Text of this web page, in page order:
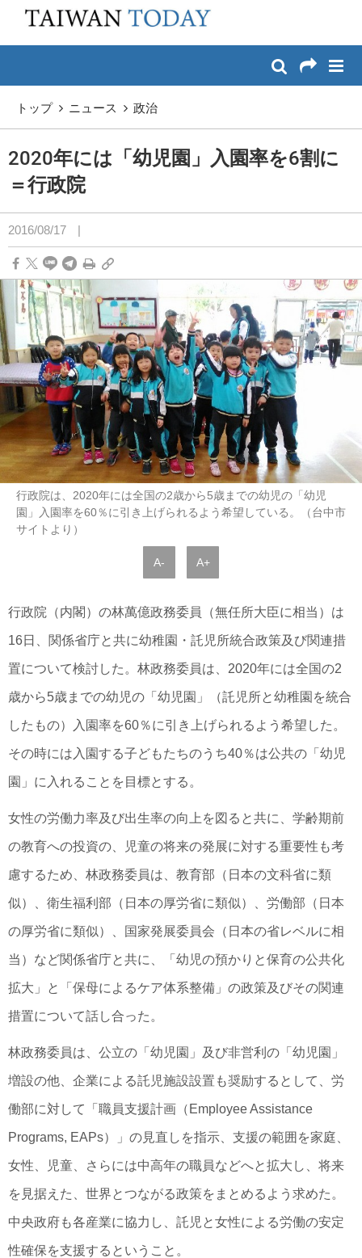
メイン コンテンツへスキップ
トップ ニュース 政治
2020年には「幼児園」入園率を6割に
＝行政院
2016/08/17 |
行政院は、2020年には全国の2歳から5歳までの幼児の「幼児
園」入園率を60％に引き上げられるよう希望している。（台中市
サイトより）
A- A+
行政院（内閣）の林萬億政務委員（無任所大臣に相当）は
16日、関係省庁と共に幼稚園・託児所統合政策及び関連措
置について検討した。林政務委員は、2020年には全国の2
歳から5歳までの幼児の「幼児園」（託児所と幼稚園を統合
したもの）入園率を60％に引き上げられるよう希望した。
その時には入園する子どもたちのうち40％は公共の「幼児
園」に入れることを目標とする。
女性の労働力率及び出生率の向上を図ると共に、学齢期前
の教育への投資の、児童の将来の発展に対する重要性も考
慮するため、林政務委員は、教育部（日本の文科省に類
似）、衛生福利部（日本の厚労省に類似）、労働部（日本
の厚労省に類似）、国家発展委員会（日本の省レベルに相
当）など関係省庁と共に、「幼児の預かりと保育の公共化
拡大」と「保母によるケア体系整備」の政策及びその関連
措置について話し合った。
林政務委員は、公立の「幼児園」及び非営利の「幼児園」
増設の他、企業による託児施設設置も奨励するとして、労
働部に対して「職員支援計画（Employee Assistance
Programs, EAPs）」の見直しを指示、支援の範囲を家庭、
女性、児童、さらには中高年の職員などへと拡大し、将来
を見据えた、世界とつながる政策をまとめるよう求めた。
中央政府も各産業に協力し、託児と女性による労働の安定
性確保を支援するということ。